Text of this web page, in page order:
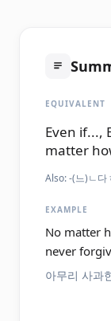
EQUIVALENT
Even if...,
matter
Also:-(느)ㄴ다
EXAMPLE
No matter
never
아무리 사과